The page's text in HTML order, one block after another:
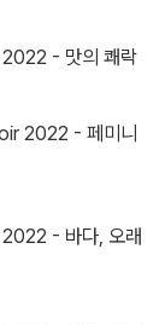
- 맛의 쾌락
2022 - 페미니
- 바다, 오래